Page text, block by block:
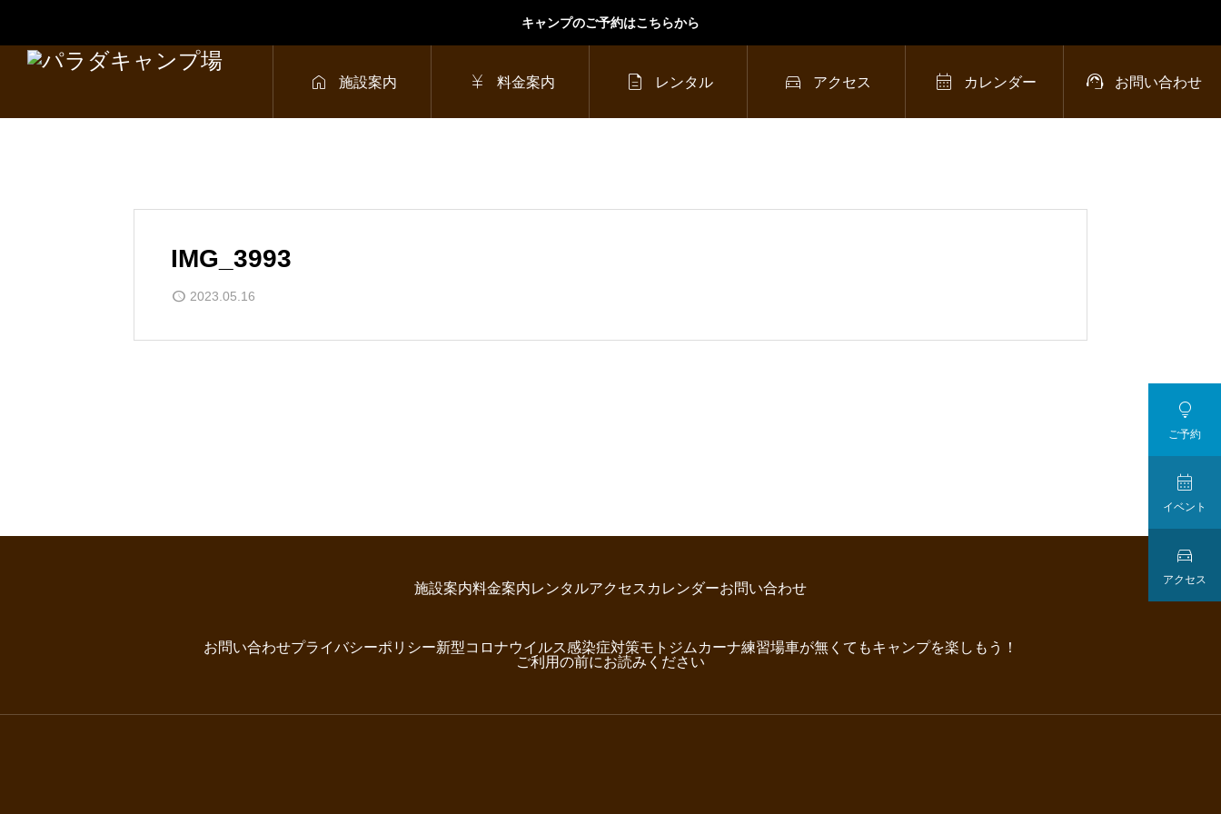
キャンプのご予約はこちらから
 施設案内  料金案内  レンタル  アクセス  カレンダー  お問い合わせ
IMG_3993
2023.05.16
施設案内料金案内レンタルアクセス カレンダーお問い合わせ
お問い合わせプライバシーポリシー新型コロナウイルス感染症対策モトジムカーナ練習場車が無くてもキャンプを楽しもう！
ご利用の前にお読みください

ご予約

イベント

アクセス